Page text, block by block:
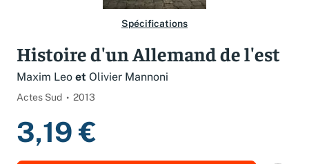
Spécifications
Histoire d'un Allemand de l'est
Maxim Leo et Olivier Mannoni
Actes Sud 2013
3,19 €